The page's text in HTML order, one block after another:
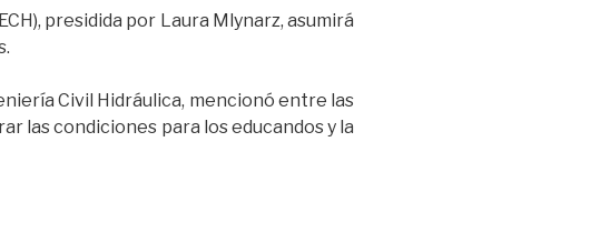
presidida por Laura Mlynarz, asumirá
Civil Hidráulica, mencionó entre las
las condiciones para los educandos y la